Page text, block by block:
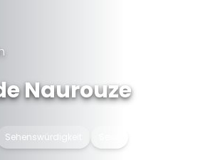
Naurouze
Sehenswürdigkeit